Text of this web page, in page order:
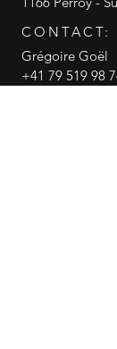
CONTACT:
Grégoire Goël
+41 79 519 98